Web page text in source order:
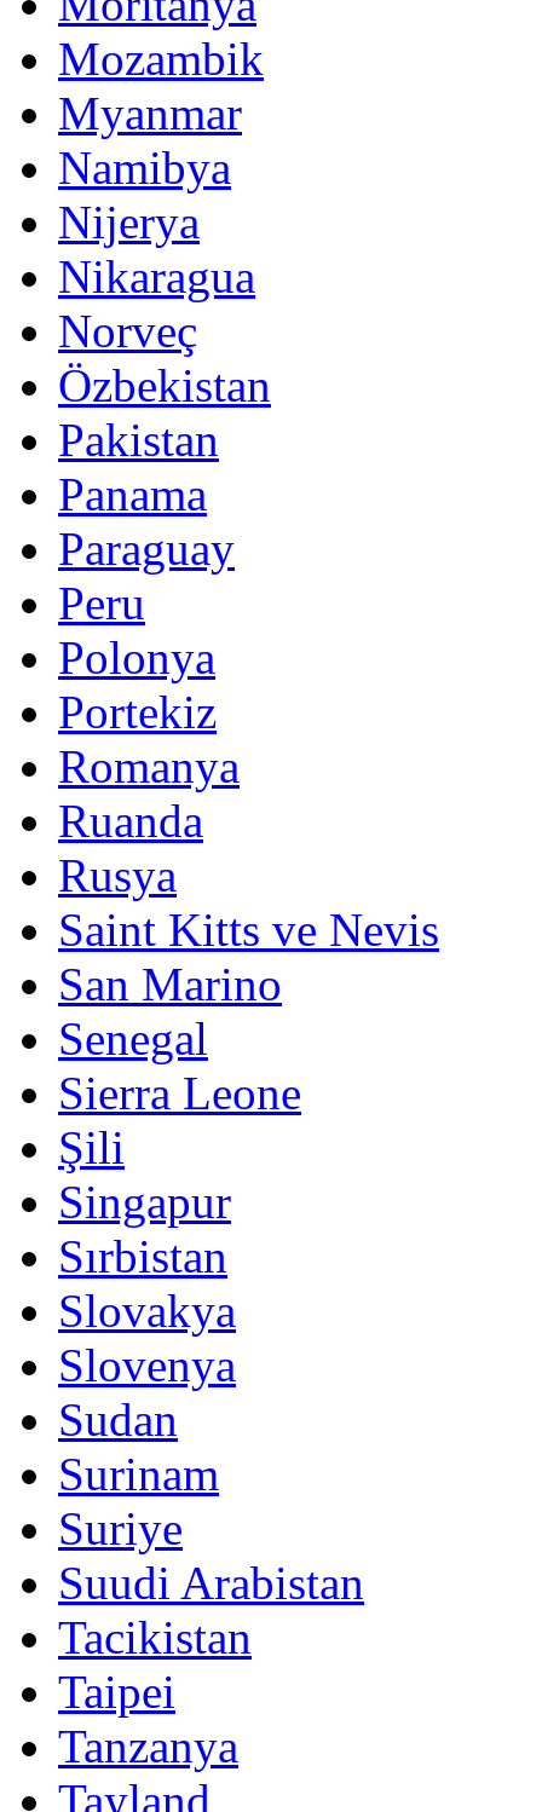
Mozambik
Myanmar
Namibya
Nijerya
Nikaragua
Norveç
Özbekistan
Pakistan
Panama
Paraguay
Peru
Polonya
Portekiz
Romanya
Ruanda
Rusya
Saint Kitts ve Nevis
San Marino
Senegal
Sierra Leone
Şili
Singapur
Sırbistan
Slovakya
Slovenya
Sudan
Surinam
Suriye
Suudi Arabistan
Tacikistan
Taipei
Tanzanya
Tayland